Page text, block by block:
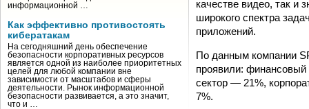
информационной …
Как эффективно противостоять
кибератакам
На сегодняшний день обеспечение
безопасности корпоративных ресурсов
является одной из наиболее приоритетных
целей для любой компании вне
зависимости от масштабов и сферы
деятельности. Рынок информационной
безопасности развивается, а это значит,
что и …
качестве видео, так и
широкого спектра
приложений.
По данным компании
проявили:
сектор — 21%,
7%.